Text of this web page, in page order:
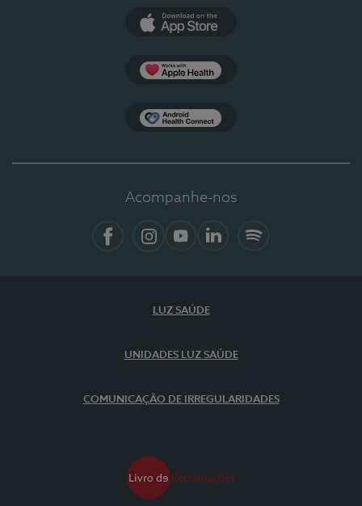
Acompanhe-nos
LUZ SAÚDE
UNIDADES LUZ SAÚDE
COMUNICAÇÃO DE IRREGULARIDADES